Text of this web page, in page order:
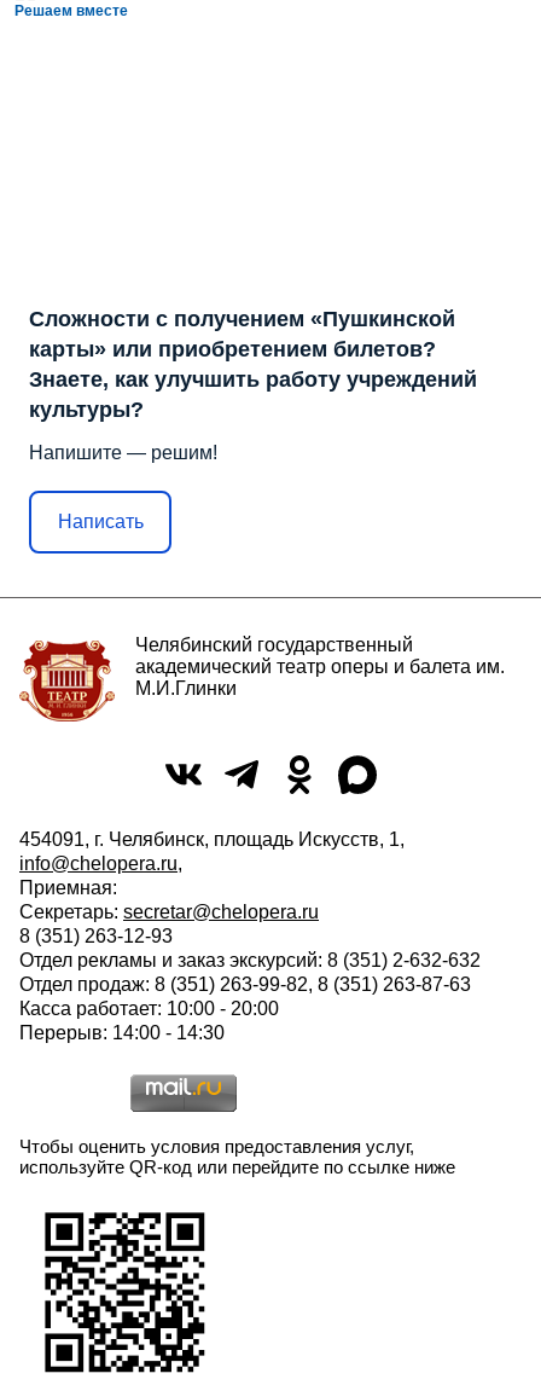
Решаем вместе
Сложности с получением «Пушкинской
карты» или приобретением билетов?
Знаете, как улучшить работу учреждений
культуры?
Напишите — решим!
Написать
Челябинский государственный
академический театр оперы и балета им.
М.И.Глинки
454091, г. Челябинск, площадь Искусств, 1,
info@chelopera.ru,
Приемная:
Секретарь: secretar@chelopera.ru
8 (351) 263-12-93
Отдел рекламы и заказ экскурсий: 8 (351) 2-632-632
Отдел продаж: 8 (351) 263-99-82, 8 (351) 263-87-63
Касса работает: 10:00 - 20:00
Перерыв: 14:00 - 14:30
Чтобы оценить условия предоставления услуг,
используйте QR-код или перейдите по ссылке ниже